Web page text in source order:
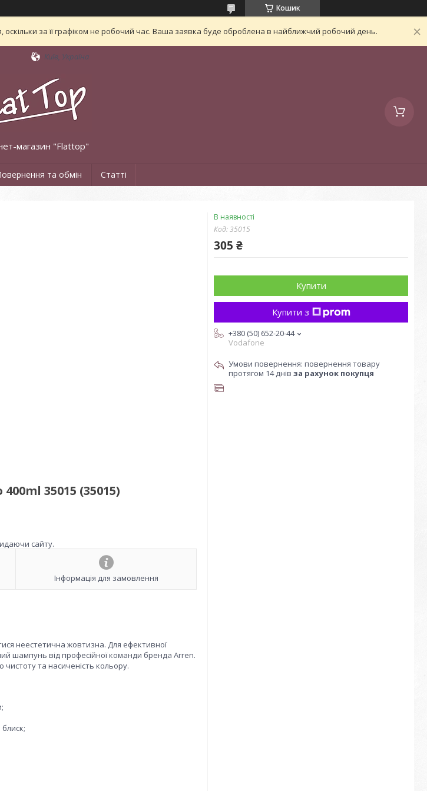
Кошик
за її графіком не робочий час. Ваша заявка буде оброблена в найближчий робочий день.
Київ, Україна
магазин "Flattop"
та обмін Статті
35015 (35015)
сайту.
Інформація для замовлення
неестетична жовтизна. Для ефективної
шампунь від професійної команди бренда Arren.
та насиченість кольору.
В наявності
Код:35015
305 ₴
Купити
Купити з
+380 (50) 652-20-44
Vodafone
повернення товару
протягом 14 днів за рахунок покупця